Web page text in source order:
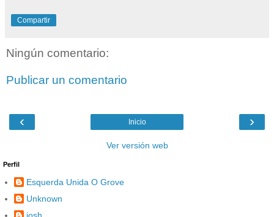
Compartir
Ningún comentario:
Publicar un comentario
‹ ›
Inicio
Ver versión web
Perfil
Esquerda Unida O Grove
Unknown